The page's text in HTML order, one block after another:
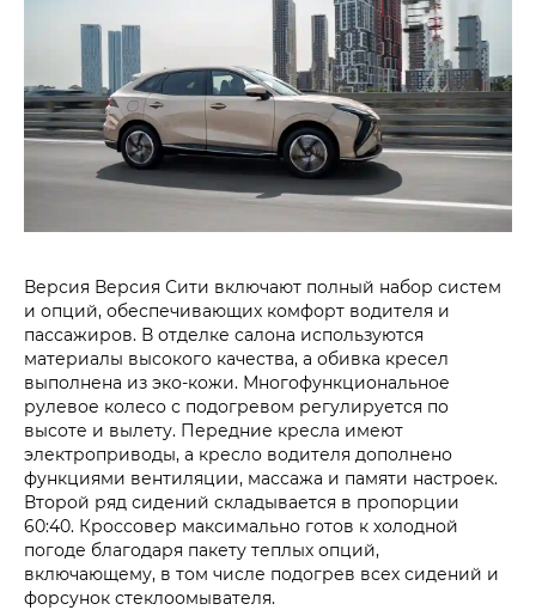
Версия Версия Сити включают полный набор систем
и опций, обеспечивающих комфорт водителя и
пассажиров. В отделке салона используются
материалы высокого качества, а обивка кресел
выполнена из эко-кожи. Многофункциональное
рулевое колесо с подогревом регулируется по
высоте и вылету. Передние кресла имеют
электроприводы, а кресло водителя дополнено
функциями вентиляции, массажа и памяти настроек.
Второй ряд сидений складывается в пропорции
60:40. Кроссовер максимально готов к холодной
погоде благодаря пакету теплых опций,
включающему, в том числе подогрев всех сидений и
форсунок стеклоомывателя.